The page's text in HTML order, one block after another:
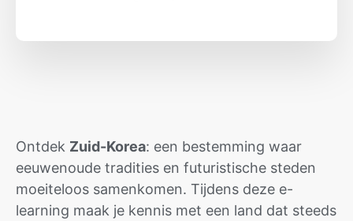
Ontdek Zuid-Korea: een bestemming waar
eeuwenoude tradities en futuristische steden
moeiteloos samenkomen. Tijdens deze e-
learning maak je kennis met een land dat steeds